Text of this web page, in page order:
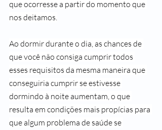
que ocorresse a partir do momento que
nos deitamos.
Ao dormir durante o dia, as chances de
que você não consiga cumprir todos
esses requisitos da mesma maneira que
conseguiria cumprir se estivesse
dormindo à noite aumentam, o que
resulta em condições mais propícias para
que algum problema de saúde se